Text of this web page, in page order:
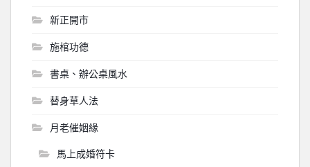
新正開市
施棺功德
書桌、辦公桌風水
替身草人法
月老催姻緣
馬上成婚符卡